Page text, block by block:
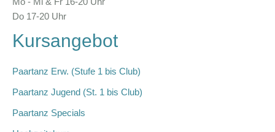
Do 17-20 Uhr
Kursangebot
Paartanz Erw. (Stufe 1 bis Club)
Paartanz Jugend (St. 1 bis Club)
Paartanz Specials